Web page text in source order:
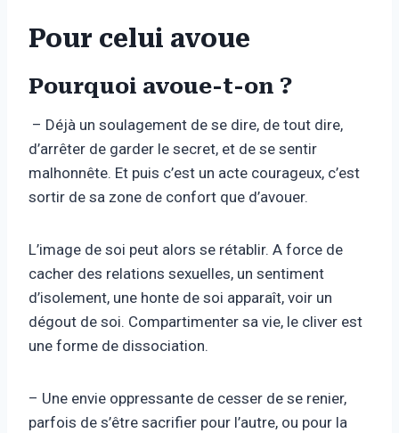
Pour celui avoue
Pourquoi avoue-t-on ?
– Déjà un soulagement de se dire, de tout dire,
d’arrêter de garder le secret, et de se sentir
malhonnête. Et puis c’est un acte courageux, c’est
sortir de sa zone de confort que d’avouer.
L’image de soi peut alors se rétablir. A force de
cacher des relations sexuelles, un sentiment
d’isolement, une honte de soi apparaît, voir un
dégout de soi. Compartimenter sa vie, le cliver est
une forme de dissociation.
– Une envie oppressante de cesser de se renier,
parfois de s’être sacrifier pour l’autre, ou pour la